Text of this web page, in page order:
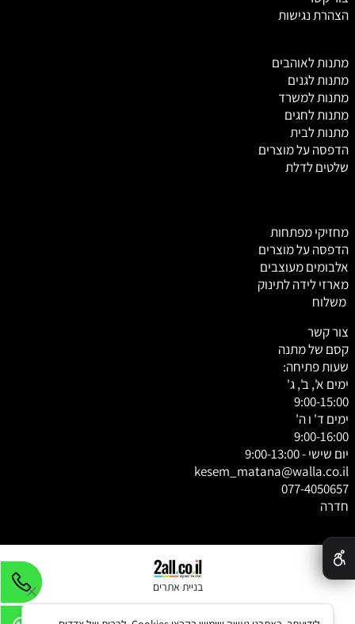
הצהרת נגישות
מתנות לאוהבים
מתנות לגנים
מתנות למשרד
מתנות לחגים
מתנות לבית
הדפסה על מוצרים
שלטים לדלת
מחזיקי מפתחות
הדפסה על מוצרים
אלבומים מעוצבים
מארזי לידה לתינוק
משלוח
צור קשר
קסם של מתנה
שעות פתיחה:
ימים א', ב', ג'
9:00-15:00
ימים ד' ו ה'
9:00-16:00
יום שישי - 9:00-13:00
kesem_matana@walla.co.il
077-4050657
חדרה
בניית אתרים